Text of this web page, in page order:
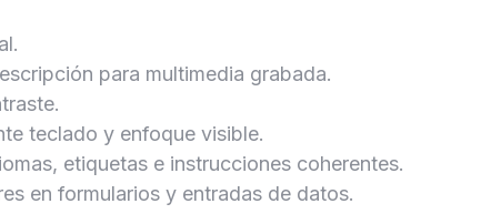
para multimedia grabada.
teclado y enfoque visible.
etiquetas e instrucciones coherentes.
en formularios y entradas de datos.